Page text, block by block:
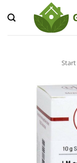
Inhalt
springen
Start